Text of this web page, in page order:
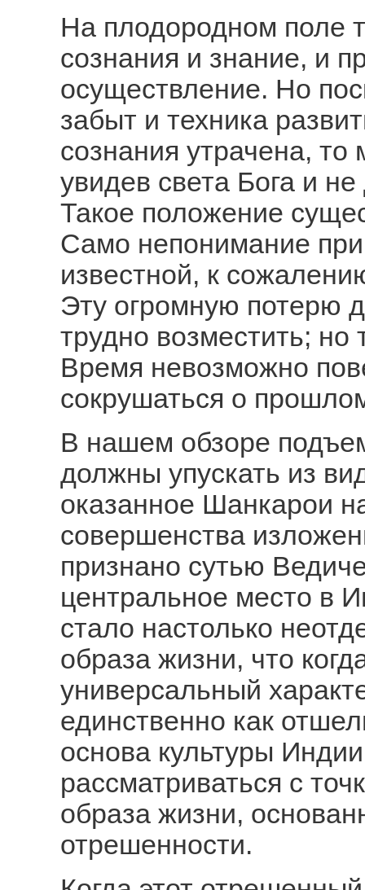
На плодородном поле
сознания и знание, и
осуществление. Но
забыт и техника
сознания утрачена,
увидев света Бога и
Такое положение
Само непонимание
известной, к
Эту огромную потерю
трудно возместить; но
Время невозможно
сокрушаться о
В нашем обзоре
должны упускать из
оказанное Шанкарои
совершенства
признано сутью
центральное место в
стало настолько
образа жизни, что
универсальный
единственно как
основа культуры
рассматриваться с
образа жизни,
отрешенности.